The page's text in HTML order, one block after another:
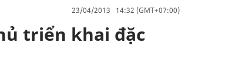
23/04/2013 14:32 (GMT+07:00)
triển khai đặc